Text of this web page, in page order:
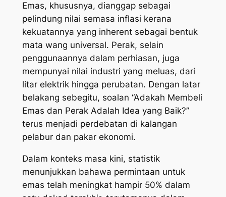
Emas, khususnya, dianggap sebagai
pelindung nilai semasa inflasi kerana
kekuatannya yang inherent sebagai bentuk
mata wang universal. Perak, selain
penggunaannya dalam perhiasan, juga
mempunyai nilai industri yang meluas, dari
litar elektrik hingga perubatan. Dengan latar
belakang sebegitu, soalan “Adakah Membeli
Emas dan Perak Adalah Idea yang Baik?”
terus menjadi perdebatan di kalangan
pelabur dan pakar ekonomi.
Dalam konteks masa kini, statistik
menunjukkan bahawa permintaan untuk
emas telah meningkat hampir 50% dalam